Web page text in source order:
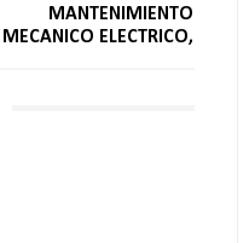
MANTENIMIENTO
MECANICO ELECTRICO,